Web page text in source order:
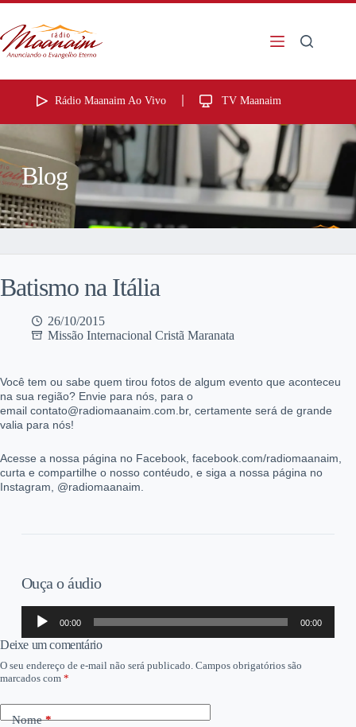
Rádio Maanaim Ao Vivo TV Maanaim
Blog
Batismo na Itália
26/10/2015
Missão Internacional Cristã Maranata
Você tem ou sabe quem tirou fotos de algum evento que aconteceu
na sua região? Envie para nós, para o
email contato@radiomaanaim.com.br, certamente será de grande
valia para nós!
Acesse a nossa página no Facebook, facebook.com/radiomaanaim,
curta e compartilhe o nosso contéudo, e siga a nossa página no
Instagram, @radiomaanaim.
Ouça o áudio
Tocador
áudio
00:00 00:00
Deixe um comentário
O seu endereço de e-mail não será publicado. Campos obrigatórios são
marcados com *
Nome*